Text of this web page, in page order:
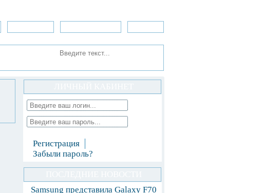
Регистрация
Забыли пароль?
Samsung представила Galaxy F70